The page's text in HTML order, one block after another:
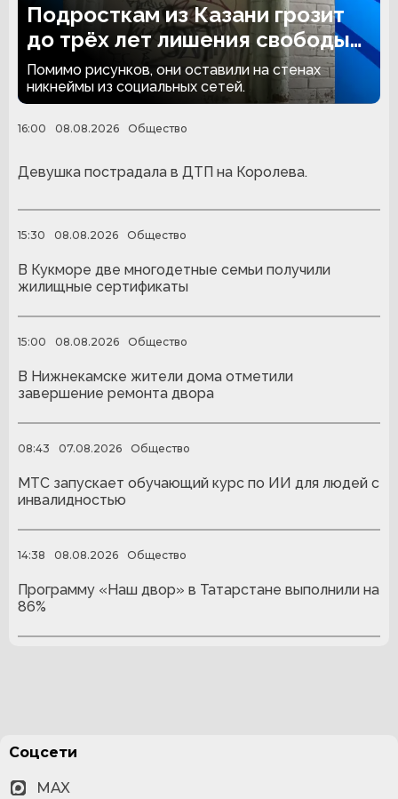
Подросткам из Казани грозит
до трёх лет лишения свободы
за граффити
Помимо рисунков, они оставили на стенах
никнеймы из социальных сетей.
16:00 08.08.2026 Общество
Девушка пострадала в ДТП на Королева.
15:30 08.08.2026 Общество
В Кукморе две многодетные семьи получили
жилищные сертификаты
15:00 08.08.2026 Общество
В Нижнекамске жители дома отметили
завершение ремонта двора
08:43 07.08.2026 Общество
МТС запускает обучающий курс по ИИ для людей с
инвалидностью
14:38 08.08.2026 Общество
Программу «Наш двор» в Татарстане выполнили на
86%
Соцсети
MAX